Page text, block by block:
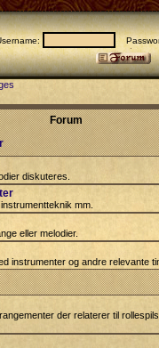
Forum
diskuteres.
mm.
eller melodier.
instrumenter og andre relevante
der relaterer til